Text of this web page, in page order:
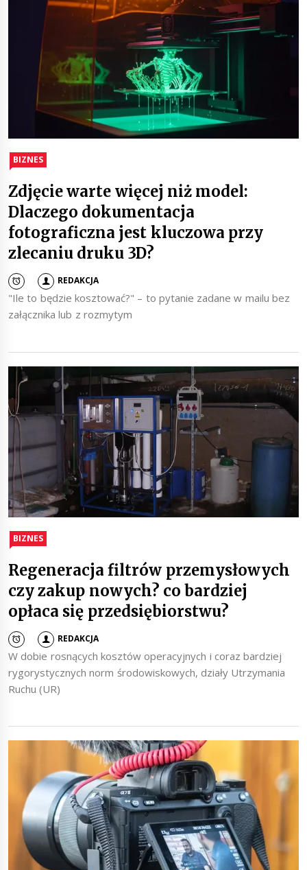
BIZNES
Zdjęcie warte więcej niż model:
Dlaczego dokumentacja
fotograficzna jest kluczowa przy
zlecaniu druku 3D?
REDAKCJA
"Ile to będzie kosztować?" – to pytanie zadane w mailu bez
załącznika lub z rozmytym
BIZNES
Regeneracja filtrów przemysłowych
czy zakup nowych? co bardziej
opłaca się przedsiębiorstwu?
REDAKCJA
W dobie rosnących kosztów operacyjnych i coraz bardziej
rygorystycznych norm środowiskowych, działy Utrzymania
Ruchu (UR)